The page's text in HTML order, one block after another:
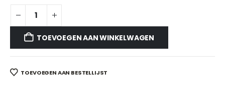
TOEVOEGEN AAN WINKELWAGEN
TOEVOEGEN AAN BESTELLIJST